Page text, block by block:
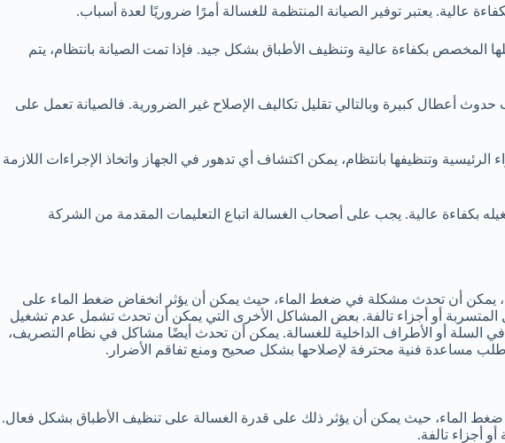
عالية. يعتبر توفير الصيانة المنتظمة للغسالة أمرًا ضروريًا لعدة أسباب.
المخصص بكفاءة عالية وتنظيف الأطباق بشكل جيد. فإذا تمت الصيانة بانتظام، يتم
أعطال كبيرة وبالتالي تقليل تكاليف الإصلاح غير الضرورية. فالصيانة تعمل على
وتنظيفها بانتظام، يمكن اكتشاف أي تدهور في الجهاز واتخاذ الإجراءات اللازمة
بكفاءة عالية. يجب على أصحاب الغسالة اتباع التعليمات المقدمة من الشركة
يمكن أن تحدث مشكلة في ضغط الماء، حيث يمكن أن يؤثر انخفاض ضغط الماء على
أو أجزاء تالفة. بعض المشاكل الأخرى التي يمكن أن تحدث تشمل عدم تشغيل
السلة أو الأطراف الداخلية للغسالة. يمكن أن تحدث أيضًا مشاكل في نظام التصريف،
مساعدة فنية محترفة لإصلاحها بشكل صحيح ومنع تفاقم الأضرار.
الماء، حيث يمكن أن يؤثر ذلك على قدرة الغسالة على تنظيف الأطباق بشكل فعال.
أجزاء تالفة.